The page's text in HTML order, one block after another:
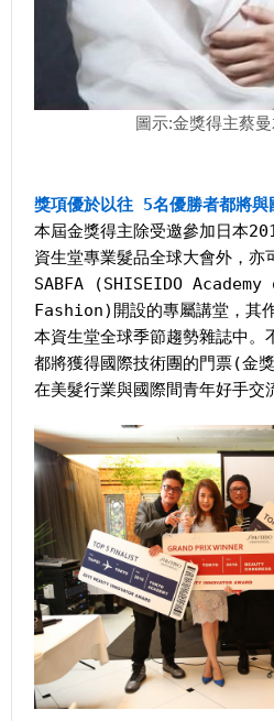
圖示:金獎得主蔡
獎項優於以往 5名優勝者都將與
本屆金獎得主除受邀參加日本
資生堂專業髮品全球大會外，亦
SABFA (SHISEIDO
Fashion)開設的專屬講堂，其
本資生堂全球季節趨勢雜誌中。
都將獲得國際技術團的門票(金
在美髮行業與國際間青年好手交